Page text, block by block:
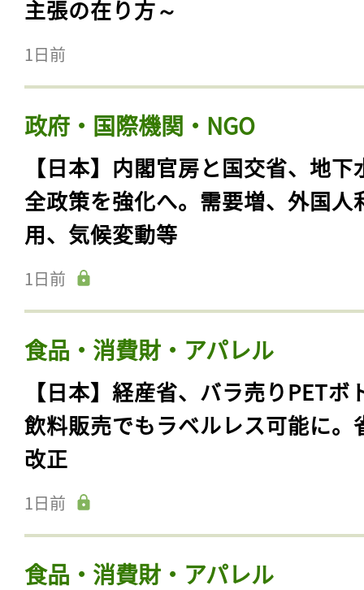
主張の在り方～
1日前
政府・国際機関・NGO
【日本】内閣官房と国交省、地下
全政策を強化へ。需要増、外国人
用、気候変動等
1日前
食品・消費財・アパレル
【日本】経産省、バラ売りPETボ
飲料販売でもラベルレス可能に。
改正
1日前
食品・消費財・アパレル